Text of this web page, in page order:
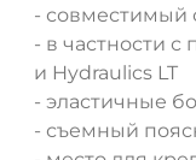
- совместимый
- в частности с
и Hydraulics LT
- эластичные
- съемный